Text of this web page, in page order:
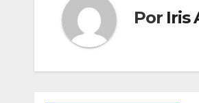
Por Iris